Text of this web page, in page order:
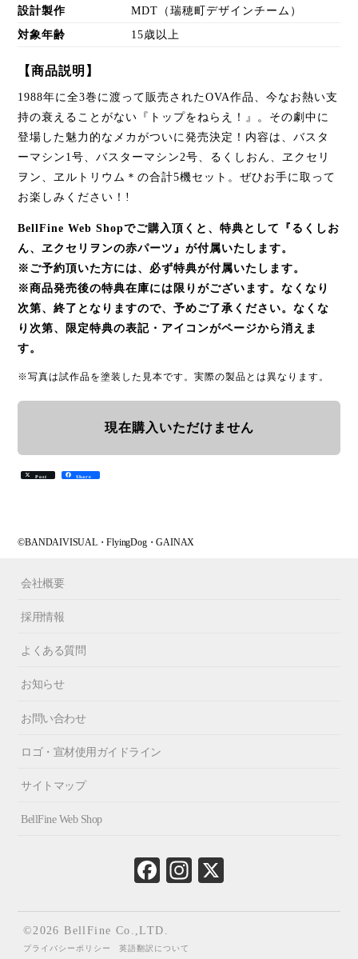
設計製作 MDT（瑞穂町デザインチーム）
対象年齢 15歳以上
【商品説明】
1988年に全3巻に渡って販売されたOVA作品、今なお熱い支
持の衰えることがない『トップをねらえ！』。その劇中に
登場した魅力的なメカがついに発売決定！内容は、バスタ
ーマシン1号、バスターマシン2号、るくしおん、ヱクセリ
ヲン、ヱルトリウム＊の合計5機セット。ぜひお手に取って
お楽しみください！!
BellFine Web Shopでご購入頂くと、特典として『るくしお
ん、ヱクセリヲンの赤パーツ』が付属いたします。
※ご予約頂いた方には、必ず特典が付属いたします。
※商品発売後の特典在庫には限りがございます。なくなり
次第、終了となりますので、予めご了承ください。なくな
り次第、限定特典の表記・アイコンがページから消えま
す。
※写真は試作品を塗装した見本です。実際の製品とは異なります。
現在購入いただけません
Post Share
©BANDAIVISUAL・FlyingDog・GAINAX
会社概要
採用情報
よくある質問
お知らせ
お問い合わせ
ロゴ・宣材使用ガイドライン
サイトマップ
BellFine Web Shop
Fa
ce
ok
In
st
©2026 BellFine Co.,LTD.
プライバシーポリシー 英語翻訳について